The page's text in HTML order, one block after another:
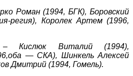
Роман (1994, БГК), Боровский
регия), Королек Артем (1996,
– Кислюк Виталий (1994),
— СКА), Шинкель Алексей
Дмитрий (1994, Гомель).